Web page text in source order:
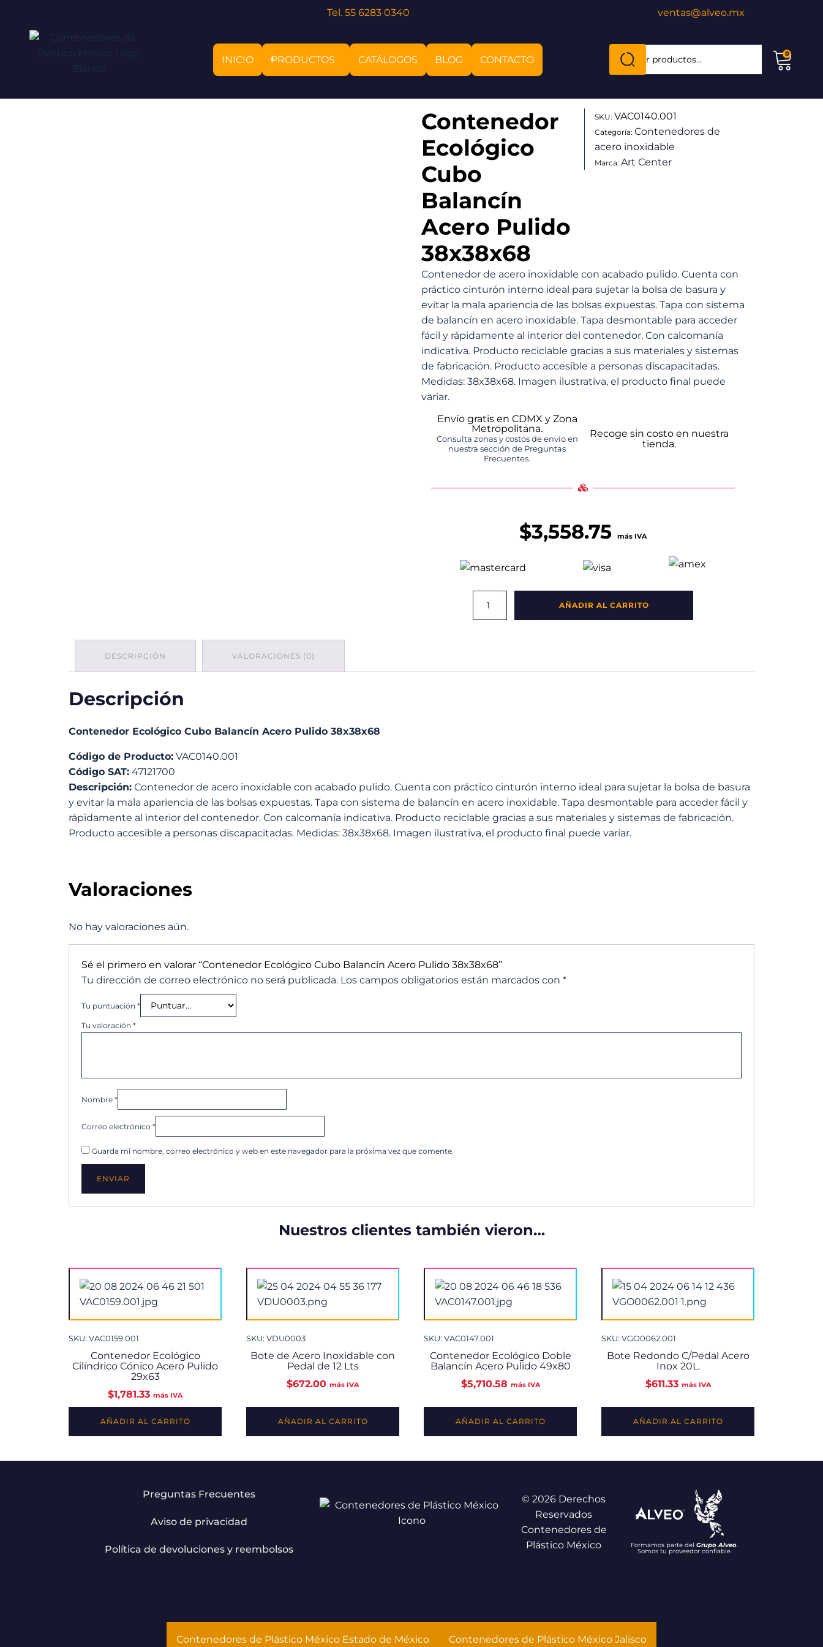
Tel. 55 6283 0340 ventas@alveo.mx
INICIO PRODUCTOS CATÁLOGOS BLOG CONTACTO
Buscar
por:
Cuando hay resultados autocompletados,
0
Contenedor
Ecológico
Cubo
Balancín
Acero Pulido
38x38x68
SKU:VAC0140.001
Categoría:Contenedores de
acero inoxidable
Marca:Art Center
Contenedor de acero inoxidable con acabado pulido. Cuenta con
práctico cinturón interno ideal para sujetar la bolsa de basura y
evitar la mala apariencia de las bolsas expuestas. Tapa con sistema
de balancín en acero inoxidable. Tapa desmontable para acceder
fácil y rápidamente al interior del contenedor. Con calcomanía
indicativa. Producto reciclable gracias a sus materiales y sistemas
de fabricación. Producto accesible a personas discapacitadas.
Medidas: 38x38x68. Imagen ilustrativa, el producto final puede
variar.
Envío gratis en CDMX y Zona
Metropolitana.
Consulta zonas y costos de envío en
nuestra sección de Preguntas
Frecuentes.
Recoge sin costo en nuestra
tienda.
$3,558.75 más IVA
Contenedor
38x38x68
AÑADIR AL CARRITO
DESCRIPCIÓN VALORACIONES (0)
Descripción
Contenedor Ecológico Cubo Balancín Acero Pulido 38x38x68
Código de Producto: VAC0140.001
Código SAT: 47121700
Descripción: Contenedor de acero inoxidable con acabado pulido. Cuenta con práctico cinturón interno ideal para sujetar la bolsa de basura
y evitar la mala apariencia de las bolsas expuestas. Tapa con sistema de balancín en acero inoxidable. Tapa desmontable para acceder fácil y
rápidamente al interior del contenedor. Con calcomanía indicativa. Producto reciclable gracias a sus materiales y sistemas de fabricación.
Producto accesible a personas discapacitadas. Medidas: 38x38x68. Imagen ilustrativa, el producto final puede variar.
Valoraciones
No hay valoraciones aún.
Sé el primero en valorar “Contenedor Ecológico Cubo Balancín Acero Pulido 38x38x68”
Tu dirección de correo electrónico no será publicada. Los campos obligatorios están marcados con *
Tu puntuación *
Tu valoración *
Nombre *
Correo electrónico *
Guarda mi nombre, correo electrónico y web en este navegador para la próxima vez que comente.
Nuestros clientes también vieron…
SKU: VAC0159.001
Contenedor Ecológico
Cilíndrico Cónico Acero Pulido
29x63
$1,781.33 más IVA
AÑADIR AL CARRITO
SKU: VDU0003
Bote de Acero Inoxidable con
Pedal de 12 Lts
$672.00 más IVA
AÑADIR AL CARRITO
SKU: VAC0147.001
Contenedor Ecológico Doble
Balancín Acero Pulido 49x80
$5,710.58 más IVA
AÑADIR AL CARRITO
SKU: VGO0062.001
Bote Redondo C/Pedal Acero
Inox 20L.
$611.33 más IVA
AÑADIR AL CARRITO
Preguntas Frecuentes
Aviso de privacidad
Política de devoluciones y reembolsos
© 2026 Derechos
Reservados
Contenedores de
Plástico México
Formamos parte del Grupo Alveo.
Somos tu proveedor confiable.
Contenedores de Plástico México Estado de México Contenedores de Plástico México Jalisco